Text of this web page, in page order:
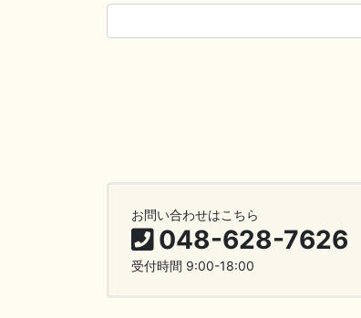
お問い合わせはこちら
048-628-7626
受付時間 9:00-18:00